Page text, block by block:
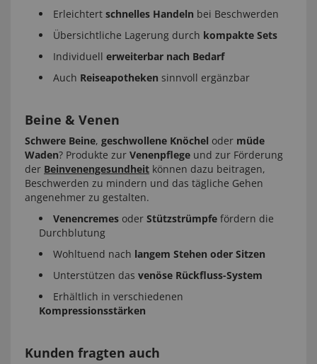
Erleichtert schnelles Handeln bei Beschwerden
Übersichtliche Lagerung durch kompakte Sets
Individuell erweiterbar nach Bedarf
Auch Reiseapotheken sinnvoll ergänzbar
Beine & Venen
Schwere Beine, geschwollene Knöchel oder müde
Waden? Produkte zur Venenpflege und zur Förderung
der Beinvenengesundheit können dazu beitragen,
Beschwerden zu mindern und das tägliche Gehen
angenehmer zu gestalten.
Venencremes oder Stützstrümpfe fördern die
Durchblutung
Wohltuend nach langem Stehen oder Sitzen
Unterstützen das venöse Rückfluss-System
Erhältlich in verschiedenen
Kompressionsstärken
Kunden fragten auch